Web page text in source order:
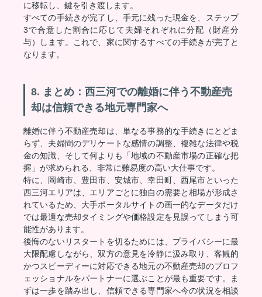
に移転し、鍵を引き渡します。
すべての手続きが完了し、手元に残った現金を、ステップ
3で合意した割合に応じて夫婦それぞれに分配（財産分
与）します。これで、家に関するすべての手続きが完了と
なります。
8. まとめ：西三河での離婚に伴う不動産売
却は信頼できる地元専門家へ
離婚に伴う不動産売却は、単なる事務的な手続きにとどま
らず、夫婦間のデリケートな感情の調整、複雑な法律や税
金の知識、そして何よりも「地域の不動産市場の正確な把
握」が求められる、非常に難易度の高い大仕事です。
特に、岡崎市、豊田市、安城市、幸田町、西尾市といった
西三河エリアは、エリアごとに独自の需要と相場が形成さ
れているため、大手ポータルサイトの画一的なデータだけ
では最適な売却タイミングや価格設定を見誤ってしまう可
能性があります。
後悔のないリスタートを切るためには、プライバシーに最
大限配慮しながら、双方の意見を冷静に汲み取り、客観的
かつスピーディーに対応できる地元の不動産売却のプロフ
ェッショナルをパートナーに選ぶことが最も重要です。ま
ずは一歩を踏み出し、信頼できる専門家へ今の状況を相談